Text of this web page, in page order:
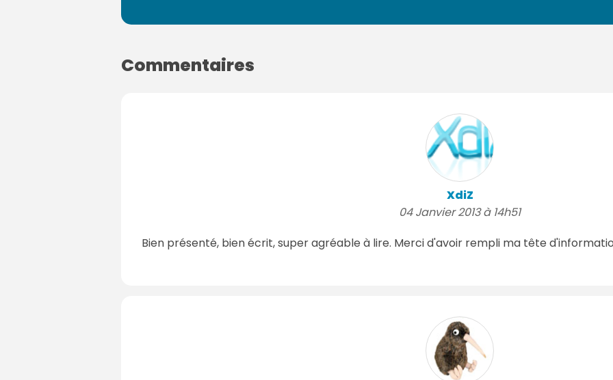
Commentaires
XdiZ
04 Janvier 2013 à 14h51
Bien présenté, bien écrit, super agréable à lire. Merci d'avoir rempli ma tête